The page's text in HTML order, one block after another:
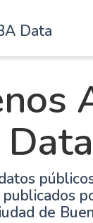
Data
Data
de